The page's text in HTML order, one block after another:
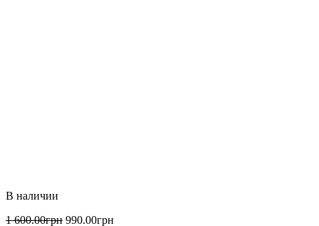
1 600.00грн 990.00грн